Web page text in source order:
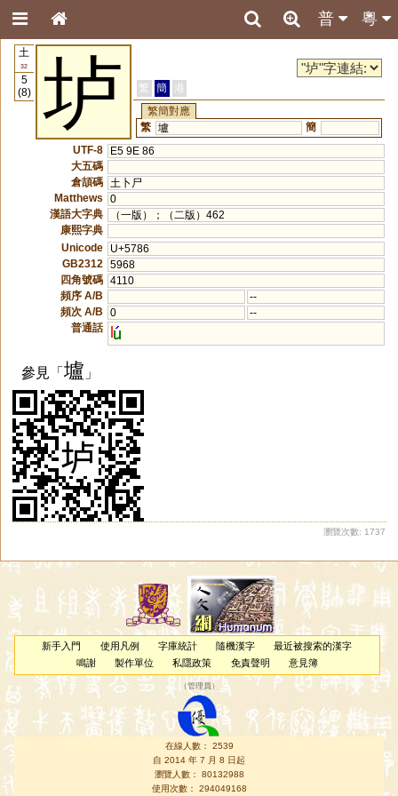
粵
普
土
32
5
(8)
垆 繁 簡
港
繁簡對應
繁 壚
簡
UTF-8
E5 9E 86
大五碼
倉頡碼
土卜尸
Matthews
0
漢語大字典
（一版）；（二版）462
康熙字典
Unicode
U+5786
GB2312
5968
四角號碼 4110
頻序 A/B
--
頻次 A/B
0
--
普通話
l
參見「壚 」
瀏覽次數: 1737
新手入門 使用凡例 字庫統計 隨機漢字
最近被搜索的漢字
鳴謝
製作單位 私隱政策 免責聲明 意見簿
（管理員 ）
在線人數： 2539
自 2014 年 7 月 8 日起
瀏覽人數： 80132988
使用次數： 294049168